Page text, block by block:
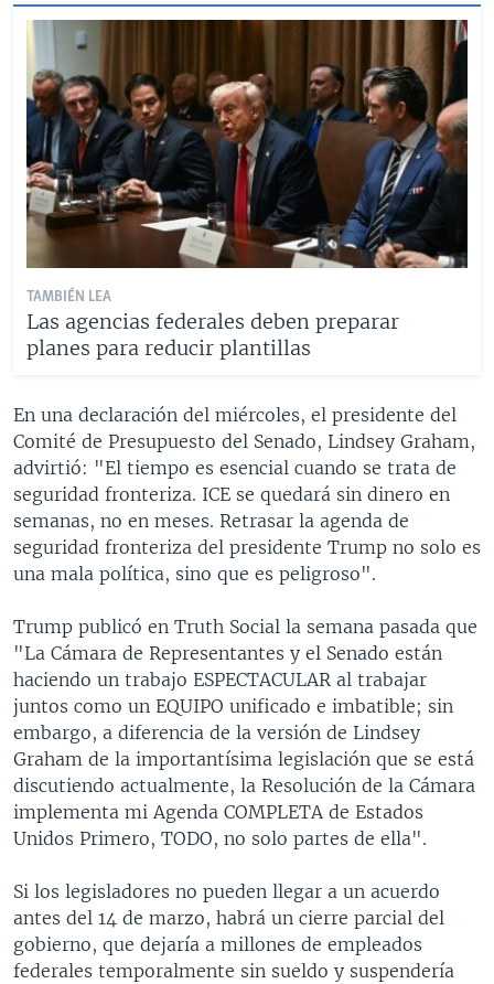
TAMBIÉN LEA
Las agencias federales deben preparar
planes para reducir plantillas
En una declaración del miércoles, el presidente del
Comité de Presupuesto del Senado, Lindsey Graham,
advirtió: "El tiempo es esencial cuando se trata de
seguridad fronteriza. ICE se quedará sin dinero en
semanas, no en meses. Retrasar la agenda de
seguridad fronteriza del presidente Trump no solo es
una mala política, sino que es peligroso".
Trump publicó en Truth Social la semana pasada que
"La Cámara de Representantes y el Senado están
haciendo un trabajo ESPECTACULAR al trabajar
juntos como un EQUIPO unificado e imbatible; sin
embargo, a diferencia de la versión de Lindsey
Graham de la importantísima legislación que se está
discutiendo actualmente, la Resolución de la Cámara
implementa mi Agenda COMPLETA de Estados
Unidos Primero, TODO, no solo partes de ella".
Si los legisladores no pueden llegar a un acuerdo
antes del 14 de marzo, habrá un cierre parcial del
gobierno, que dejaría a millones de empleados
federales temporalmente sin sueldo y suspendería